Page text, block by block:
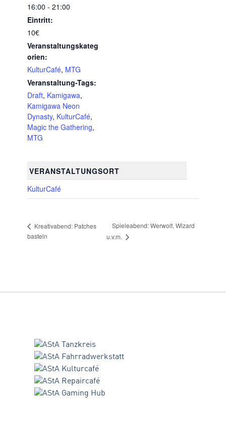
16:00 - 21:00
Eintritt:
10€
Veranstaltungskateg
orien:
KulturCafé, MTG
Veranstaltung-Tags:
Draft, Kamigawa,
Kamigawa Neon
Dynasty, KulturCafé,
Magic the Gathering,
MTG
VERANSTALTUNGSORT
KulturCafé
Kreativabend: Patches
basteln
Spieleabend: Werwolf, Wizard
u.v.m.